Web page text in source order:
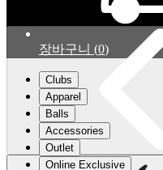
장바구니 (0)
Clubs
Apparel
Balls
Accessories
Outlet
Online Exclusive